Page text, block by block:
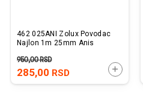
462 025ANI Zolux Povodac
Najlon 1m 25mm Anis
285,00 RSD
950,00RSD